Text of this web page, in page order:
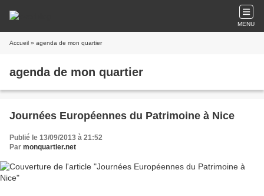
MENU
Accueil » agenda de mon quartier
agenda de mon quartier
Journées Européennes du Patrimoine à Nice
Publié le 13/09/2013 à 21:52
Par monquartier.net